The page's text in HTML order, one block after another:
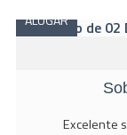
ALUGAR
Excelente